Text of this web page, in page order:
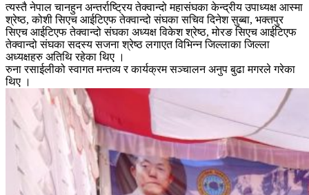
त्यस्तै नेपाल चानहुन अन्तर्राष्ट्रिय तेक्वान्दो महासंघका केन्द्रीय उपाध्यक्ष आस्मा
श्रेष्ठ, कोशी सिएच आईटिएफ तेक्वान्दो संघका सचिव दिनेश सुब्बा, भक्तपुर
सिएच आईटिएफ तेक्वान्दो संघका अध्यक्ष विकेश श्रेष्ठ, मोरङ सिएच आईटिएफ
तेक्वान्दो संघका सदस्य सजना श्रेष्ठ लगाएत विभिन्न जिल्लाका जिल्ला
अध्यक्षहरु अतिथि रहेका थिए ।
रुना रसाईलीको स्वागत मन्तव्य र कार्यक्रम सञ्चालन अनुप बुढा मगरले गरेका
थिए ।